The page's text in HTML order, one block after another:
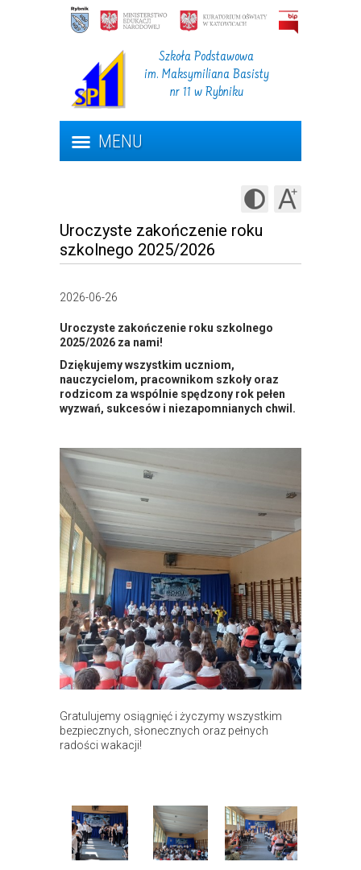
Szkoła Podstawowa
im. Maksymiliana Basisty
nr 11 w Rybniku
MENU
Uroczyste zakończenie roku
szkolnego 2025/2026
2026-06-26
Uroczyste zakończenie roku szkolnego
2025/2026 za nami!
Dziękujemy wszystkim uczniom,
nauczycielom, pracownikom szkoły oraz
rodzicom za wspólnie spędzony rok pełen
wyzwań, sukcesów i niezapomnianych chwil.
Gratulujemy osiągnięć i życzymy wszystkim
bezpiecznych, słonecznych oraz pełnych
radości wakacji!